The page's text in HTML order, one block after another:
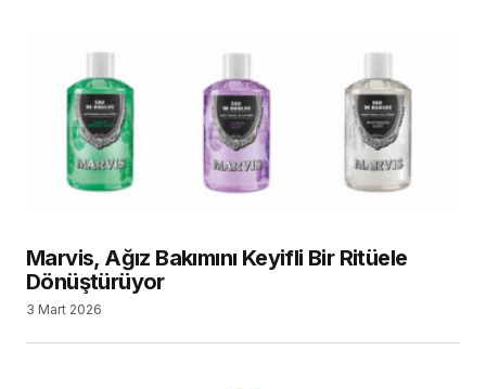
Marvis, Ağız Bakımını Keyifli Bir Ritüele
Dönüştürüyor
3 Mart 2026